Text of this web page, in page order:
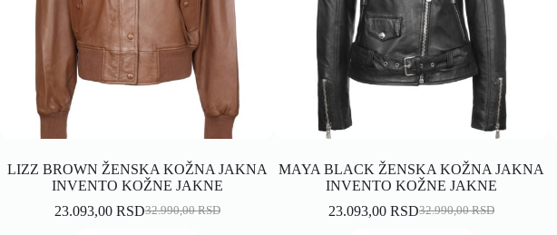
LIZZ BROWN ŽENSKA KOŽNA JAKNA
INVENTO KOŽNE JAKNE
32.990,00RSD
23.093,00 RSD
MAYA BLACK ŽENSKA KOŽNA JAKNA
INVENTO KOŽNE JAKNE
32.990,00RSD
23.093,00RSD